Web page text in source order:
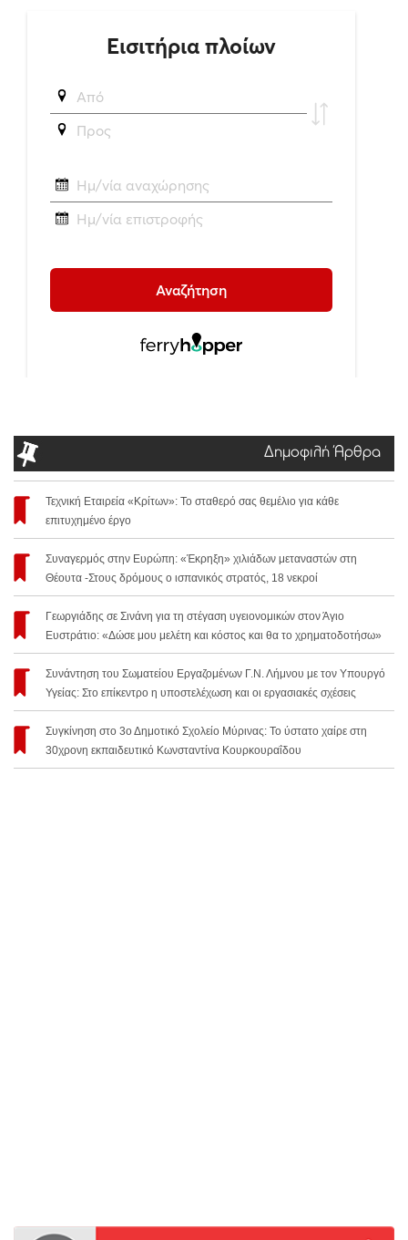
Δημοφιλή Άρθρα
Τεχνική Εταιρεία «Κρίτων»: Το σταθερό σας θεμέλιο για κάθε
επιτυχημένο έργο
Συναγερμός στην Ευρώπη: «Έκρηξη» χιλιάδων μεταναστών στη
Θέουτα -Στους δρόμους ο ισπανικός στρατός, 18 νεκροί
Γεωργιάδης σε Σινάνη για τη στέγαση υγειονομικών στον Άγιο
Ευστράτιο: «Δώσε μου μελέτη και κόστος και θα το χρηματοδοτήσω»
Συνάντηση του Σωματείου Εργαζομένων Γ.Ν. Λήμνου με τον Υπουργό
Υγείας: Στο επίκεντρο η υποστελέχωση και οι εργασιακές σχέσεις
Συγκίνηση στο 3ο Δημοτικό Σχολείο Μύρινας: Το ύστατο χαίρε στη
30χρονη εκπαιδευτικό Κωνσταντίνα Κουρκουραΐδου